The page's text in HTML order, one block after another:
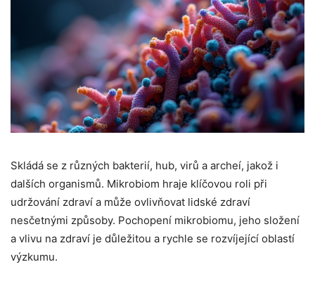
Skládá se z různých bakterií, hub, virů a archeí, jakož i
dalších organismů. Mikrobiom hraje klíčovou roli při
udržování zdraví a může ovlivňovat lidské zdraví
nesčetnými způsoby. Pochopení mikrobiomu, jeho složení
a vlivu na zdraví je důležitou a rychle se rozvíjející oblastí
výzkumu.